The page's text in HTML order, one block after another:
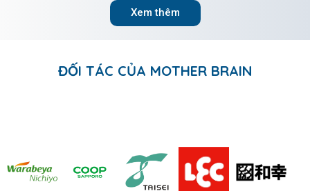
Xem thêm
ĐỐI TÁC CỦA MOTHER BRAIN